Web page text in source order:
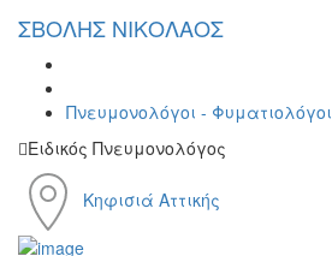
ΣΒΟΛΗΣ ΝΙΚΟΛΑΟΣ
Πνευμονολόγοι - Φυματιολόγοι
Ειδικός Πνευμονολόγος
Κηφισιά Αττικής